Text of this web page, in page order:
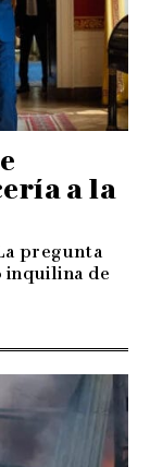
a la
pregunta
inquilina de